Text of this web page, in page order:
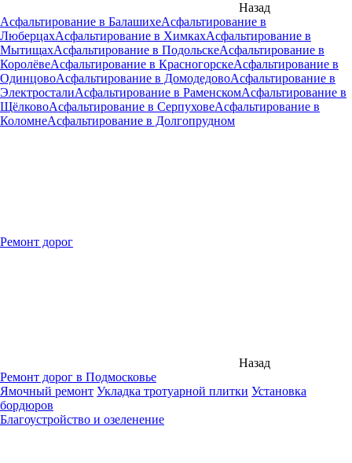
Назад
Асфальтирование в БалашихеАсфальтирование в
ЛюберцахАсфальтирование в ХимкахАсфальтирование в
МытищахАсфальтирование в ПодольскеАсфальтирование в
КоролёвеАсфальтирование в КрасногорскеАсфальтирование в
ОдинцовоАсфальтирование в ДомодедовоАсфальтирование в
ЭлектросталиАсфальтирование в РаменскомАсфальтирование в
ЩёлковоАсфальтирование в СерпуховеАсфальтирование в
КоломнеАсфальтирование в Долгопрудном
Ремонт дорог
Назад
Ремонт дорог в Подмосковье
Ямочный ремонт Укладка тротуарной плитки Установка
бордюров
Благоустройство и озеленение